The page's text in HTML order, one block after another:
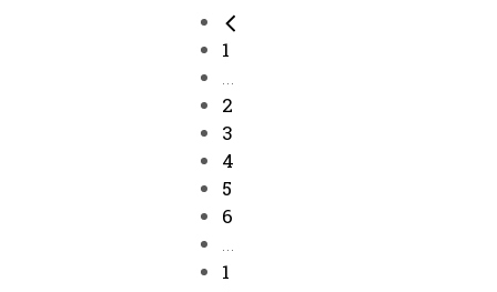
1
...
2
3
4
5
6
...
1